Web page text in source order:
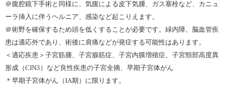
＠腹腔鏡下手術と同様に、気腹による皮下気腫、ガス塞栓など、カニュ
ーラ挿入に伴うヘルニア、感染など起こりえます。
＠術野を確保するため頭を低くすることが必要です。緑内障、脳血管疾
患は適応外であり、術後に肩痛などが発症する可能性はあります。
＜適応疾患＞子宮筋腫、子宮腺筋症、子宮内膜増殖症、子宮頸部高度異
形成（CIN3）など良性疾患の子宮全摘、早期子宮体がん
＊早期子宮体がん（IA期）に限ります。